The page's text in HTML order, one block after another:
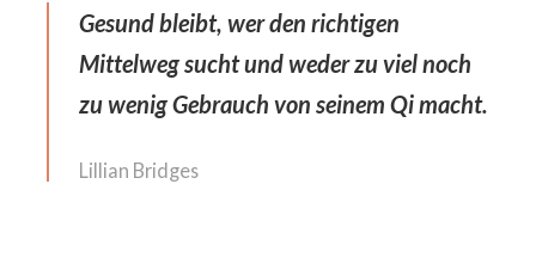
Gesund bleibt, wer den richtigen
Mittelweg sucht und weder zu viel noch
zu wenig Gebrauch von seinem Qi macht.
Lillian Bridges